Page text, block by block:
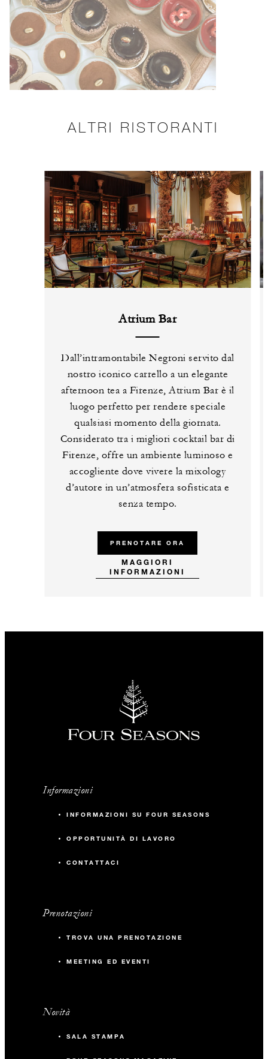
ALTRI RISTORANTI
Atrium Bar
Dall’intramontabile Negroni servito dal
nostro iconico carrello a un elegante
afternoon tea a Firenze, Atrium Bar è il
luogo perfetto per rendere speciale
qualsiasi momento della giornata.
Considerato tra i migliori cocktail bar di
Firenze, offre un ambiente luminoso e
accogliente dove vivere la mixology
d’autore in un’atmosfera sofisticata e
senza tempo.
PRENOTARE ORA
MAGGIORI
INFORMAZIONI
Informazioni
INFORMAZIONI SU FOUR SEASONS
OPPORTUNITÀ DI LAVORO
CONTATTACI
Prenotazioni
TROVA UNA PRENOTAZIONE
MEETING ED EVENTI
Novità
SALA STAMPA